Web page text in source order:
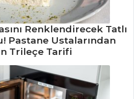
Renklendirecek Tatlı
Pastane Ustalarından
Trileçe Tarifi